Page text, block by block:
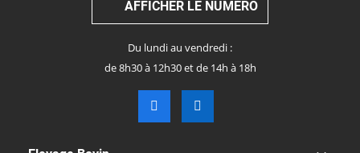
AFFICHER LE NUMÉRO
Du lundi au vendredi :
de 8h30 à 12h30 et de 14h à 18h